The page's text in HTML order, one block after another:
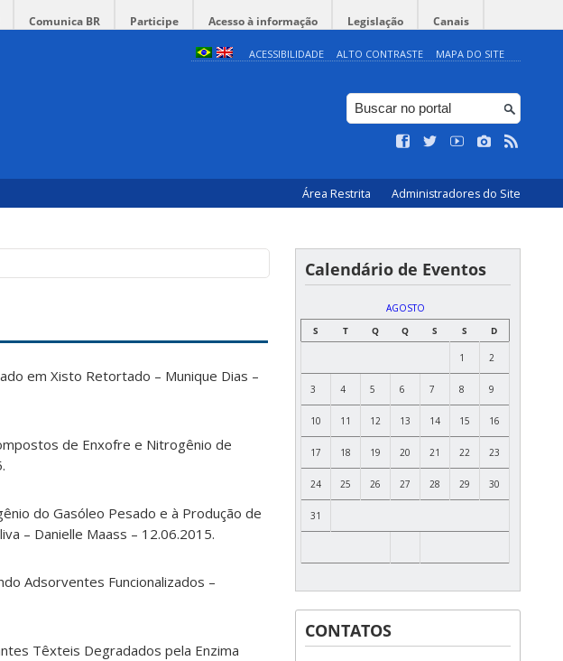
Comunica BR Participe Acesso à informação Legislação Canais
ACESSIBILIDADE ALTO CONTRASTE MAPA DO SITE
Área Restrita Administradores do Site
em Xisto Retortado – Munique Dias –
de Enxofre e Nitrogênio de
do Gasóleo Pesado e à Produção de
– Danielle Maass – 12.06.2015.
Adsorventes Funcionalizados –
Têxteis Degradados pela Enzima
Calendário de Eventos
AGOSTO
S
T Q Q S S D
1 2
3 4 5 6 7 8 9
10 11 12 13 14 15 16
17 18 19 20 21 22 23
24 25 26 27 28 29 30
31
CONTATOS